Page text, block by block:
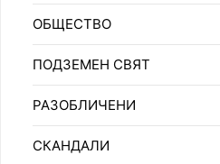
ОБЩЕСТВО
ПОДЗЕМЕН СВЯТ
РАЗОБЛИЧЕНИ
СКАНДАЛИ